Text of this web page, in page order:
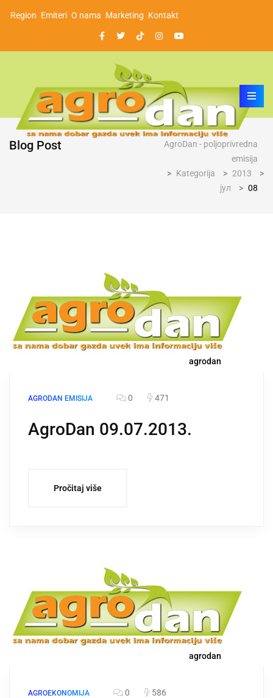
Region Emiteri O nama Marketing Kontakt
Blog Post
AgroDan - poljoprivredna
emisija
> Kategorija > 2013
>
јул
> 08
agrodan
AGRODAN EMISIJA 0 471
AgroDan 09.07.2013.
Pročitaj više
agrodan
AGROEKONOMIJA 0 586